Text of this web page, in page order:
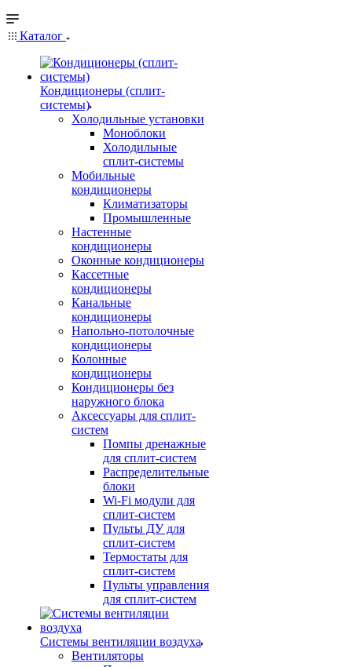
Каталог
Кондиционеры (сплит-
системы)
Холодильные установки
Моноблоки
Холодильные
сплит-системы
Мобильные
кондиционеры
Климатизаторы
Промышленные
Настенные
кондиционеры
Оконные кондиционеры
Кассетные
кондиционеры
Канальные
кондиционеры
Напольно-потолочные
кондиционеры
Колонные
кондиционеры
Кондиционеры без
наружного блока
Аксессуары для сплит-
систем
Помпы дренажные
для сплит-систем
Распределительные
блоки
Wi-Fi модули для
сплит-систем
Пульты ДУ для
сплит-систем
Термостаты для
сплит-систем
Пульты управления
для сплит-систем
Системы вентиляции воздуха
Вентиляторы